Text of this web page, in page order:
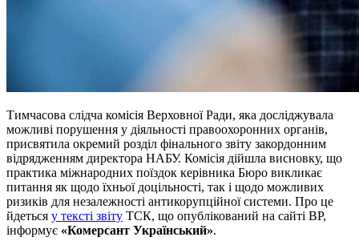
Тимчасова слідча комісія Верховної Ради, яка досліджувала
можливі порушення у діяльності правоохоронних органів,
присвятила окремий розділ фінального звіту закордонним
відрядженням директора НАБУ. Комісія дійшла висновку, що
практика міжнародних поїздок керівника Бюро викликає
питання як щодо їхньої доцільності, так і щодо можливих
ризиків для незалежності антикорупційної системи. Про це
йдеться у тексті звіту ТСК, що опублікований на сайті ВР,
інформує «Комерсант Український».